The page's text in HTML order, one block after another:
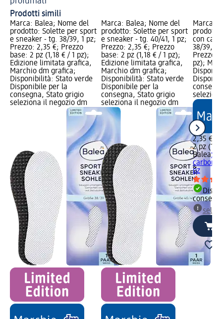
Prodotti simili
Marca: Balea; Nome del
prodotto: Solette per sport
e sneaker - tg. 38/39, 1 pz;
Prezzo: 2,35 €; Prezzo
base: 2 pz (1,18 € / 1 pz);
Edizione limitata grafica,
Marchio dm grafica;
Disponibilità: Stato verde
Disponibile per la
consegna, Stato grigio
seleziona il negozio dm
Marca: Balea; Nome del
prodotto: Solette per sport
e sneaker - tg. 40/41, 1 pz;
Prezzo: 2,35 €; Prezzo
base: 2 pz (1,18 € / 1 pz);
Edizione limitata grafica,
Marchio dm grafica;
Disponibilità: Stato verde
Disponibile per la
consegna, Stato grigio
seleziona il negozio dm
Marca:
con
38/39, 2
Prezzo
pz);
2,35 €
2 pz
Balea
carbone
pz